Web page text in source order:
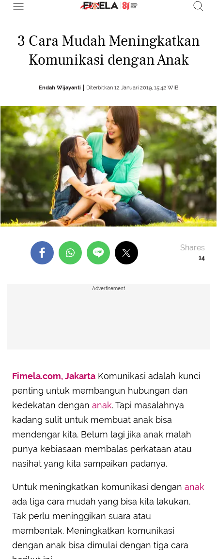
3 Cara Mudah Meningkatkan
Komunikasi dengan Anak
Endah Wijayanti Diterbitkan 12 Januari 2019, 15:42 WIB
14
Shares
Advertisement
Fimela.com, Jakarta Komunikasi adalah kunci
penting untuk membangun hubungan dan
kedekatan dengan anak. Tapi masalahnya
kadang sulit untuk membuat anak bisa
mendengar kita. Belum lagi jika anak malah
punya kebiasaan membalas perkataan atau
nasihat yang kita sampaikan padanya.
Untuk meningkatkan komunikasi dengan anak
ada tiga cara mudah yang bisa kita lakukan.
Tak perlu meninggikan suara atau
membentak. Meningkatkan komunikasi
dengan anak bisa dimulai dengan tiga cara